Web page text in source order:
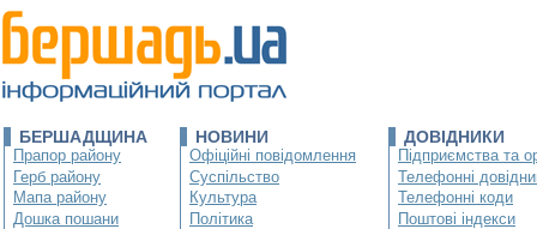
БЕРШАДЩИНА
Прапор району
Герб району
Мапа району
Дошка пошани
НОВИНИ
Офіційні повідомлення
Суспільство
Культура
Політика
ДОВІДНИКИ
Підприємства та
Телефонні
Телефонні коди
Поштові індекси